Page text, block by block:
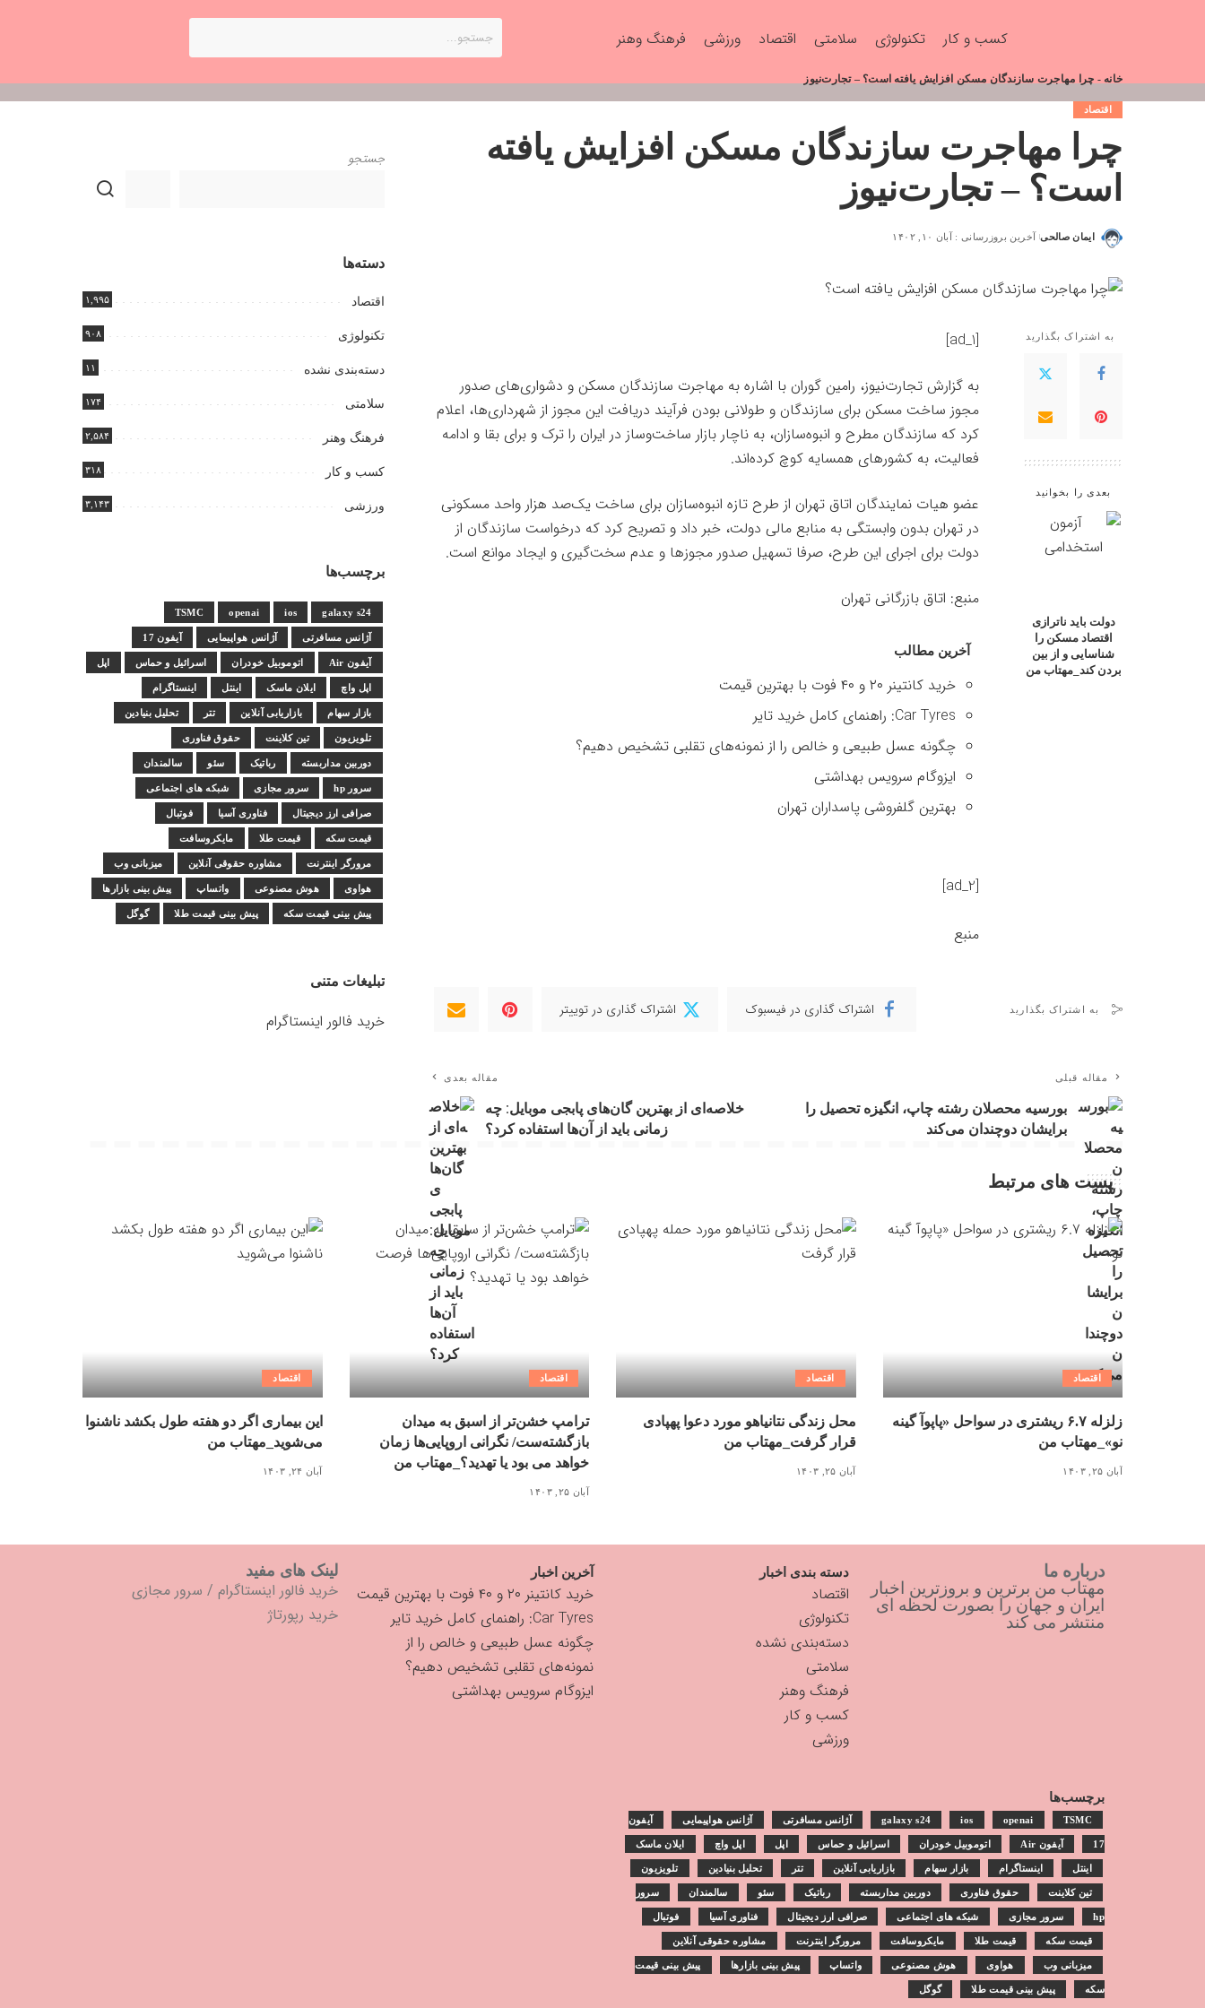
کسب و کار تکنولوژی سلامتی اقتصاد ورزشی فرهنگ وهنر
خانه - چرا مهاجرت سازندگان مسکن افزایش یافته است؟ – تجارت‌نیوز
اقتصاد
چرا مهاجرت سازندگان مسکن افزایش یافته
است؟ – تجارت‌نیوز
ایمان صالحی آخرین بروزرسانی : آبان ۱۰, ۱۴۰۲
به اشتراک بگذارید
بعدی را بخوانید
دولت باید ناترازی
اقتصاد مسکن را
شناسایی و از بین
بردن کند_مهتاب من
[ad_1]
به گزارش تجارت‌نیوز، رامین گوران با اشاره به مهاجرت سازندگان مسکن و دشواری‌های صدور
مجوز ساخت مسکن برای سازندگان و طولانی بودن فرآیند دریافت این مجوز از شهرداری‌ها، اعلام
کرد که سازندگان مطرح و انبوه‌سازان، به ناچار بازار ساخت‌و‌ساز در ایران را ترک و برای بقا و ادامه
فعالیت، به کشورهای همسایه کوچ کرده‌اند.
عضو هیات نمایندگان اتاق تهران از طرح تازه انبوه‌سازان برای ساخت یک‌صد هزار واحد مسکونی
در تهران بدون وابستگی به منابع مالی دولت، خبر داد و تصریح کرد که درخواست سازندگان از
دولت برای اجرای این طرح، صرفا تسهیل صدور مجوزها و عدم سخت‌گیری و ایجاد موانع است.
منبع: اتاق بازرگانی تهران
آخرین مطالب
خرید کانتینر ۲۰ و ۴۰ فوت با بهترین قیمت
Car Tyres: راهنمای کامل خرید تایر
چگونه عسل طبیعی و خالص را از نمونه‌های تقلبی تشخیص دهیم؟
ایزوگام سرویس بهداشتی
بهترین گلفروشی پاسداران تهران
[ad_2]
منبع
به اشتراک بگذارید اشتراک گذاری در فیسبوک اشتراک گذاری در توییتر
مقاله قبلی
بورسیه محصلان رشته چاپ، انگیزه تحصیل را
برایشان دوچندان می‌کند
مقاله بعدی
خلاصه‌ای از بهترین گان‌های پابجی موبایل: چه
زمانی باید از آن‌ها استفاده کرد؟
جستجو
دسته‌ها
اقتصاد ۱,۹۹۵
تکنولوژی ۹۰۸
دسته‌بندی نشده ۱۱
سلامتی ۱۷۴
فرهنگ وهنر ۲,۵۸۴
کسب و کار ۳۱۸
ورزشی ۳,۱۴۳
برچسب‌ها
galaxy s24
ios
openai
TSMC
آژانس مسافرتی آژانس هواپیمایی آیفون 17
آیفون Air اتوموبیل خودران اسرائیل و حماس اپل
اپل واچ ایلان ماسک اینتل اینستاگرام
بازار سهام بازاریابی آنلاین تتر تحلیل بنیادین
تلویزیون تین کلاینت حقوق فناوری
دوربین مداربسته رباتیک سئو سالمندان
سرور hp سرور مجازی شبکه های اجتماعی
صرافی ارز دیجیتال فناوری آسیا فوتبال
قیمت سکه قیمت طلا مایکروسافت
مرورگر اینترنت مشاوره حقوقی آنلاین میزبانی وب
هواوی هوش مصنوعی واتساپ پیش بینی بازارها
پیش بینی قیمت سکه پیش بینی قیمت طلا گوگل
تبلیغات متنی
خرید فالور اینستاگرام
پست های مرتبط
اقتصاد
زلزله ۶.۷ ریشتری در سواحل «پاپوآ گینه
نو»_مهتاب من
آبان ۲۵, ۱۴۰۳
اقتصاد
محل زندگی نتانیاهو مورد دعوا پهپادی
قرار گرفت_مهتاب من
آبان ۲۵, ۱۴۰۳
اقتصاد
ترامپ خشن‌تر از اسبق به میدان
بازگشته‌ست/ نگرانی اروپایی‌ها زمان
خواهد می بود یا تهدید؟_مهتاب من
آبان ۲۵, ۱۴۰۳
اقتصاد
این بیماری اگر دو هفته طول بکشد ناشنوا
می‌شوید_مهتاب من
آبان ۲۴, ۱۴۰۳
درباره ما
مهتاب من برترین و بروزترین اخبار
ایران و جهان را بصورت لحظه ای
منتشر می کند
دسته بندی اخبار
اقتصاد
تکنولوژی
دسته‌بندی نشده
سلامتی
فرهنگ وهنر
کسب و کار
ورزشی
آخرین اخبار
خرید کانتینر ۲۰ و ۴۰ فوت با بهترین قیمت
Car Tyres: راهنمای کامل خرید تایر
چگونه عسل طبیعی و خالص را از
نمونه‌های تقلبی تشخیص دهیم؟
ایزوگام سرویس بهداشتی
لینک های مفید
خرید فالور اینستاگرام / سرور مجازی
خرید رپورتاژ
برچسب‌ها
galaxy s24 ios openai TSMC آژانس مسافرتی آژانس هواپیمایی آیفون
17 آیفون Air اتوموبیل خودران اسرائیل و حماس اپل اپل واچ ایلان ماسک
اینتل اینستاگرام بازار سهام بازاریابی آنلاین تتر تحلیل بنیادین تلویزیون
تین کلاینت حقوق فناوری دوربین مداربسته رباتیک سئو سالمندان سرور
hp سرور مجازی شبکه های اجتماعی صرافی ارز دیجیتال فناوری آسیا فوتبال
قیمت سکه قیمت طلا مایکروسافت مرورگر اینترنت مشاوره حقوقی آنلاین
میزبانی وب هواوی هوش مصنوعی واتساپ پیش بینی بازارها پیش بینی قیمت
سکه پیش بینی قیمت طلا گوگل